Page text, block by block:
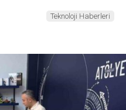
Teknoloji Haberleri